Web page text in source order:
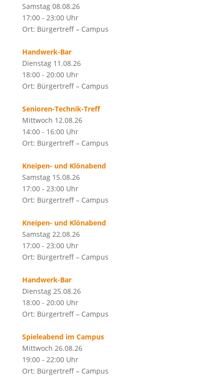
Samstag 08.08.26
17:00 - 23:00 Uhr
Ort: Bürgertreff – Campus
Handwerk-Bar
Dienstag 11.08.26
18:00 - 20:00 Uhr
Ort: Bürgertreff – Campus
Senioren-Technik-Treff
Mittwoch 12.08.26
14:00 - 16:00 Uhr
Ort: Bürgertreff – Campus
Kneipen- und Klönabend
Samstag 15.08.26
17:00 - 23:00 Uhr
Ort: Bürgertreff – Campus
Kneipen- und Klönabend
Samstag 22.08.26
17:00 - 23:00 Uhr
Ort: Bürgertreff – Campus
Handwerk-Bar
Dienstag 25.08.26
18:00 - 20:00 Uhr
Ort: Bürgertreff – Campus
Spieleabend im Campus
Mittwoch 26.08.26
19:00 - 22:00 Uhr
Ort: Bürgertreff – Campus